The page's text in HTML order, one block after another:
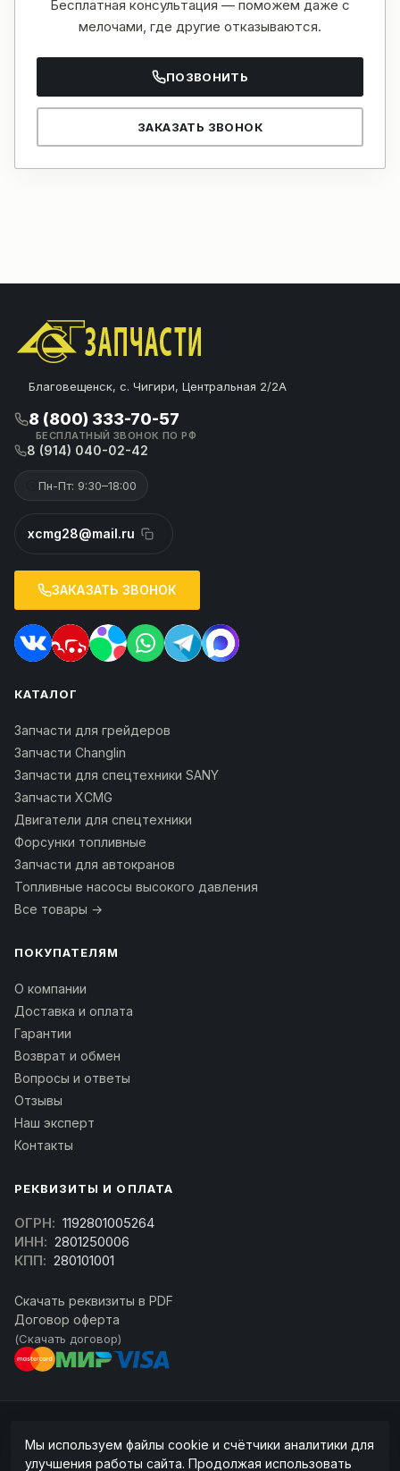
Бесплатная консультация — поможем даже с
мелочами, где другие отказываются.
ПОЗВОНИТЬ
ЗАКАЗАТЬ ЗВОНОК
Благовещенск, с. Чигири, Центральная 2/2А
8 (800) 333-70-57
БЕСПЛАТНЫЙ ЗВОНОК ПО РФ
8 (914) 040-02-42
Пн-Пт: 9:30–18:00
xcmg28@mail.ru
ЗАКАЗАТЬ ЗВОНОК
КАТАЛОГ
Запчасти для грейдеров
Запчасти Changlin
Запчасти для спецтехники SANY
Запчасти XCMG
Двигатели для спецтехники
Форсунки топливные
Запчасти для автокранов
Топливные насосы высокого давления
Все товары →
ПОКУПАТЕЛЯМ
О компании
Доставка и оплата
Гарантии
Возврат и обмен
Вопросы и ответы
Отзывы
Наш эксперт
Контакты
РЕКВИЗИТЫ И ОПЛАТА
ОГРН: 1192801005264
ИНН: 2801250006
КПП: 280101001
Скачать реквизиты в PDF
Договор оферта
(Скачать договор)
ссылка на источник обязательна.
Мы используем файлы cookie и счётчики аналитики для
улучшения работы сайта. Продолжая использовать